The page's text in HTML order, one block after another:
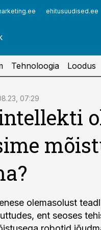
ehitusuudised.ee
Tehnoloogia Loodus
07:29
olemasolust
ent seoses